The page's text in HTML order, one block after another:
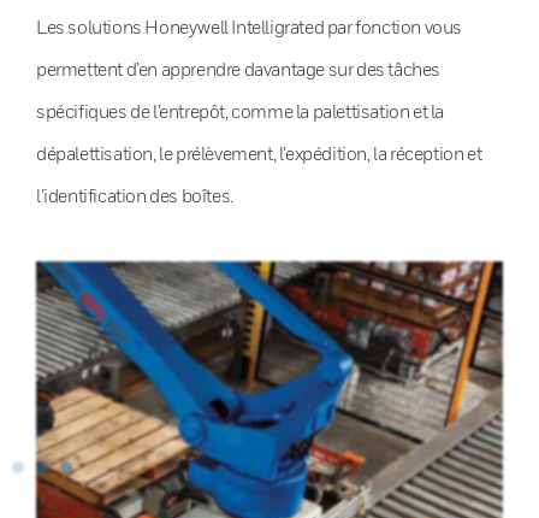
Les solutions Honeywell Intelligrated par fonction vous
permettent d’en apprendre davantage sur des tâches
spécifiques de l’entrepôt, comme la palettisation et la
dépalettisation, le prélèvement, l’expédition, la réception et
l’identification des boîtes.